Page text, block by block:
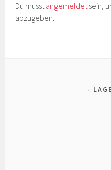
Du musstangemeldetsein,
abzugeben.